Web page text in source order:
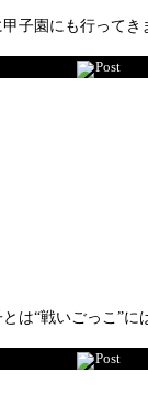
子園にも行って
Post
“戦いごっこ”
Post